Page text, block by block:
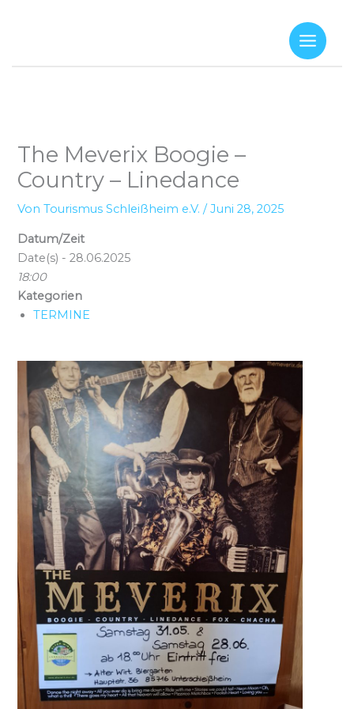
The Meverix Boogie –
Country – Linedance
VonTourismus Schleißheim e.V./Juni 28, 2025
Datum/Zeit
Date(s) - 28.06.2025
18:00
Kategorien
TERMINE